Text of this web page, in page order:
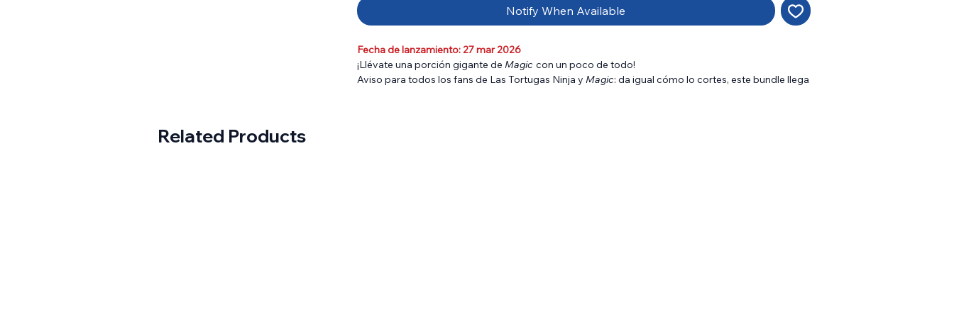
Notify When Available
Fecha de lanzamiento: 27 mar 2026
¡Llévate una porción gigante de Magic con un poco de todo!
Aviso para todos los fans de Las Tortugas Ninja y Magic: da igual cómo lo cortes, este bundle llega
Related Products